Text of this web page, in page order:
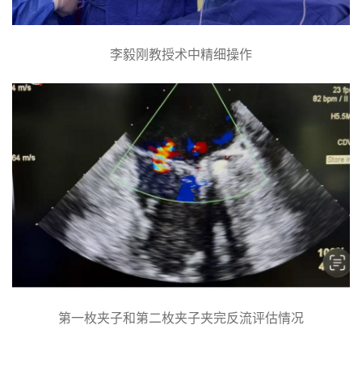
李毅刚教授术中精细操作
第一枚夹子和第二枚夹子夹完反流评估情况